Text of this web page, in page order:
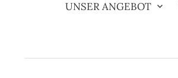
UNSER ANGEBOT